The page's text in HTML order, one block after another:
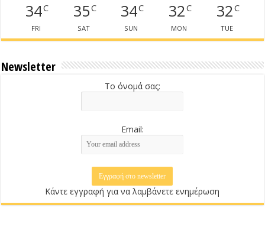
34C
FRI
35C
SAT
34C
SUN
32C
MON
32C
TUE
Newsletter
Το όνομά σας:
Email:
Κάντε εγγραφή για να λαμβάνετε ενημέρωση